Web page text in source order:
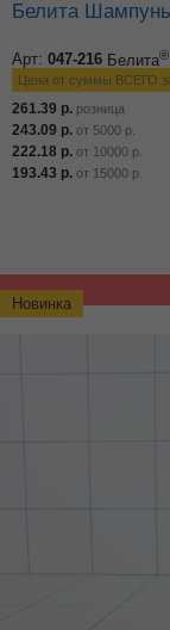
Новинка
Белита
Арт: 047-216 Белита®
Цена от суммы ВСЕГО
261.39 р. розница
243.09 р. от 5000 р.
222.18 р. от 10000 р.
193.43 р. от 15000 р.